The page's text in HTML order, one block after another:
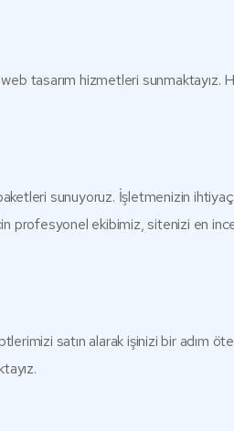
tasarım hizmetleri sunmaktayız.
sunuyoruz. İşletmenizin
ekibimiz, sitenizi en
satın alarak işinizi bir adım